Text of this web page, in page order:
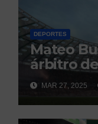
DEPORTES
Mateo
árbitro
con un
debate
MAR 27, 2025